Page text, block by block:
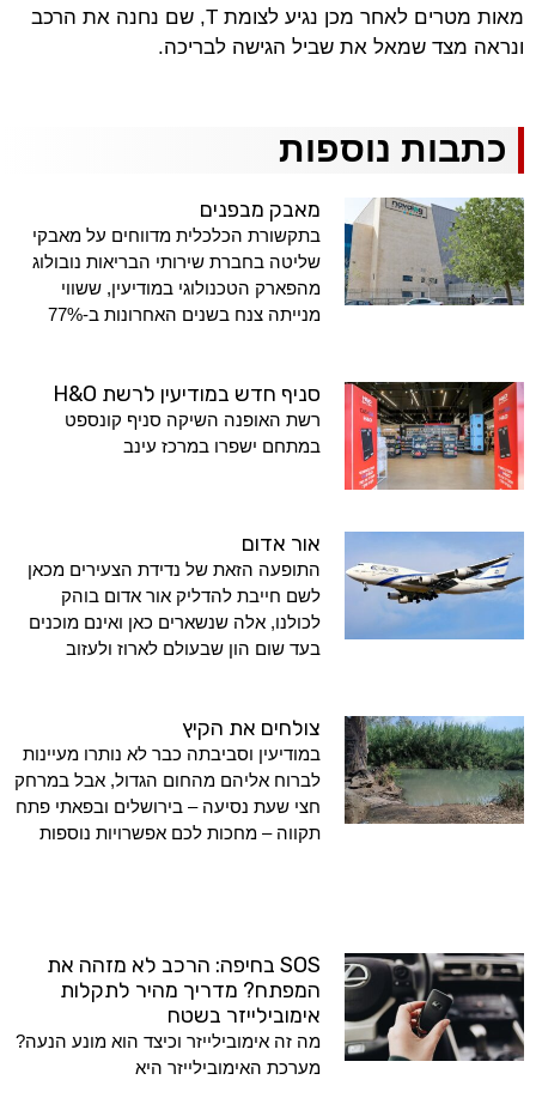
מאות מטרים לאחר מכן נגיע לצומת T, שם נחנה את הרכב
ונראה מצד שמאל את שביל הגישה לבריכה.
כתבות נוספות
מאבק מבפנים
בתקשורת הכלכלית מדווחים על מאבקי
שליטה בחברת שירותי הבריאות נובולוג
מהפארק הטכנולוגי במודיעין, ששווי
מנייתה צנח בשנים האחרונות ב-77%
סניף חדש במודיעין לרשת H&O
רשת האופנה השיקה סניף קונספט
במתחם ישפרו במרכז עינב
אור אדום
התופעה הזאת של נדידת הצעירים מכאן
לשם חייבת להדליק אור אדום בוהק
לכולנו, אלה שנשארים כאן ואינם מוכנים
בעד שום הון שבעולם לארוז ולעזוב
צולחים את הקיץ
במודיעין וסביבתה כבר לא נותרו מעיינות
לברוח אליהם מהחום הגדול, אבל במרחק
חצי שעת נסיעה – בירושלים ובפאתי פתח
תקווה – מחכות לכם אפשרויות נוספות
SOS בחיפה: הרכב לא מזהה את
המפתח? מדריך מהיר לתקלות
אימובילייזר בשטח
מה זה אימובילייזר וכיצד הוא מונע הנעה?
מערכת האימובילייזר היא